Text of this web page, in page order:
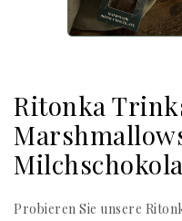
Ritonka
Probieren Sie unsere